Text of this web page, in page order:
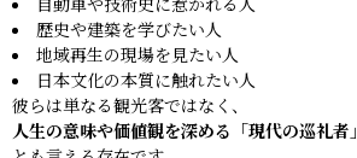
歴史や建築を学びたい人
地域再生の現場を見たい人
日本文化の本質に触れたい人
彼らは単なる観光客ではなく、
人生の意味や価値観を深める「現代の巡礼者」